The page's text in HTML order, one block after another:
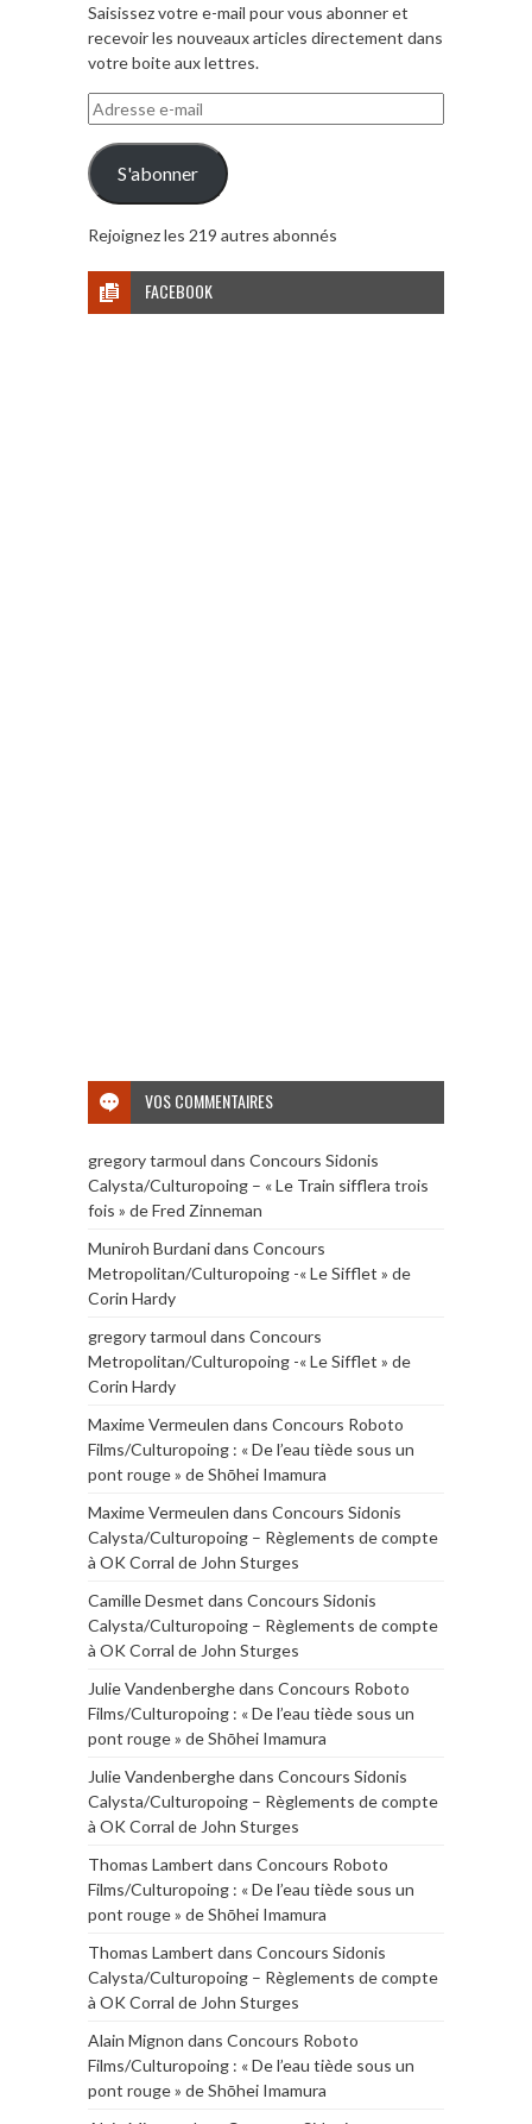
Saisissez votre e-mail pour vous abonner et
recevoir les nouveaux articles directement dans
votre boite aux lettres.
Adresse
e-
mail
S'abonner
Rejoignez les 219 autres abonnés
FACEBOOK
VOS COMMENTAIRES
gregory tarmoul dans Concours Sidonis
Calysta/Culturopoing – « Le Train sifflera trois
fois » de Fred Zinneman
Muniroh Burdanidans Concours
Metropolitan/Culturopoing -« Le Sifflet » de
Corin Hardy
gregory tarmoul dans Concours
Metropolitan/Culturopoing -« Le Sifflet » de
Corin Hardy
Maxime Vermeulen dans Concours Roboto
Films/Culturopoing : « De l’eau tiède sous un
pont rouge » de Shōhei Imamura
Maxime Vermeulen dans Concours Sidonis
Calysta/Culturopoing – Règlements de compte
à OK Corral de John Sturges
Camille Desmet dans Concours Sidonis
Calysta/Culturopoing – Règlements de compte
à OK Corral de John Sturges
Julie Vandenberghedans Concours Roboto
Films/Culturopoing : « De l’eau tiède sous un
pont rouge » de Shōhei Imamura
Julie Vandenberghedans Concours Sidonis
Calysta/Culturopoing – Règlements de compte
à OK Corral de John Sturges
Thomas Lambert dans Concours Roboto
Films/Culturopoing : « De l’eau tiède sous un
pont rouge » de Shōhei Imamura
Thomas Lambert dans Concours Sidonis
Calysta/Culturopoing – Règlements de compte
à OK Corral de John Sturges
Alain Mignon dans Concours Roboto
Films/Culturopoing : « De l’eau tiède sous un
pont rouge » de Shōhei Imamura